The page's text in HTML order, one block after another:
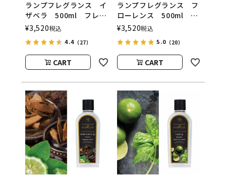
ランプフレグランス イ
ザベラ 500ml フレグ
ランスランプ用オイル
ASHLEIGH&BURWOOD
（アシュレイアンドバー
ウッド）
¥3,520税込
4.4 （27）
CART
ランプフレグランス フ
ローレンス 500ml フ
レグランスランプ用オイ
ル
ASHLEIGH&BURWOOD
（アシュレイアンドバー
ウッド）
¥3,520税込
5.0（20）
CART